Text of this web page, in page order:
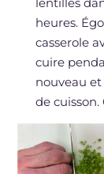
heures.
casserole
cuire
nouveau et
de